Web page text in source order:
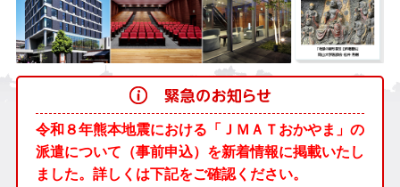
令和８年熊本地震における「ＪＭＡＴおかやま」の
派遣について（事前申込）を新着情報に掲載いたし
ました。詳しくは下記をご確認ください。